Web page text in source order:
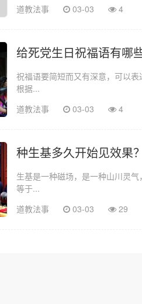
道教法事
03-03 4
给死党生日祝福语有哪
祝福语要简短而又有深意，可以
根据...
道教法事
03-03 4
种生基多久开始见效果
生基是一种磁场，是一种山川灵
等于...
道教法事
03-03 29